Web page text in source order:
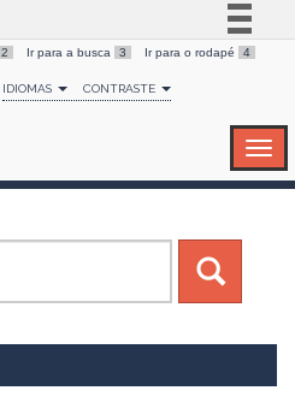
Simplifique!
Comunica BR
Canais
2 Ir para a busca 3 Ir para o rodapé 4
IDIOMAS CONTRASTE